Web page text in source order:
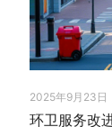
2025年9月23日
环卫服务改